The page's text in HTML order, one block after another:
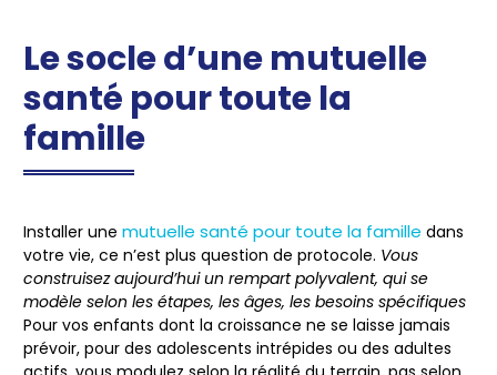
Le socle d’une mutuelle
santé pour toute la
famille
Installer une mutuelle santé pour toute la famille dans
votre vie, ce n’est plus question de protocole. Vous
construisez aujourd’hui un rempart polyvalent, qui se
modèle selon les étapes, les âges, les besoins spécifiques
Pour vos enfants dont la croissance ne se laisse jamais
prévoir, pour des adolescents intrépides ou des adultes